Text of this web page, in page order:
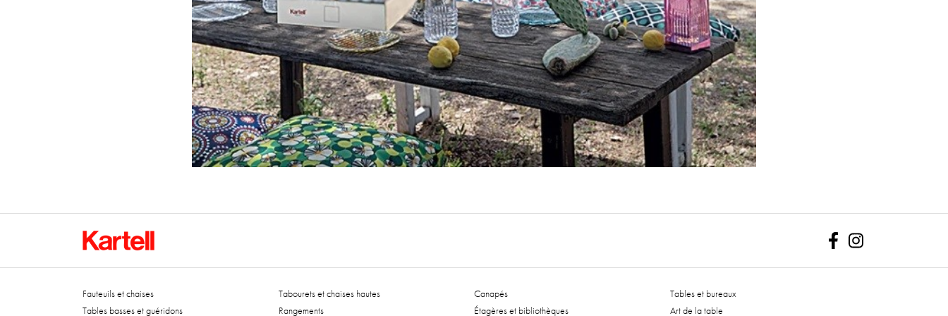
Facebook
Fauteuils et chaises Tabourets et chaises hautes Canapés
Tables et bureaux
Tables basses et guéridons
Rangements Étagères et bibliothèques Art de la table